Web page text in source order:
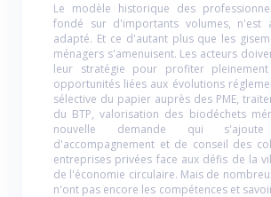
Le modèle historique des
fondé sur d'importants volumes, n'est
adapté. Et ce d'autant plus que les
ménagers s'amenuisent. Les acteurs
leur stratégie pour profiter
opportunités liées aux évolutions
sélective du papier auprès des PME,
du BTP, valorisation des biodéchets
nouvelle demande qui
d'accompagnement et de conseil des
entreprises privées face aux défis de la
de l'économie circulaire. Mais de
n'ont pas encore les compétences et